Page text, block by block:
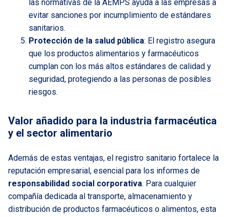
las normativas de la AEMPS ayuda a las empresas a
evitar sanciones por incumplimiento de estándares
sanitarios.
Protección de la salud pública: El registro asegura
que los productos alimentarios y farmacéuticos
cumplan con los más altos estándares de calidad y
seguridad, protegiendo a las personas de posibles
riesgos.
Valor añadido para la industria farmacéutica
y el sector alimentario
Además de estas ventajas, el registro sanitario fortalece la
reputación empresarial, esencial para los informes de
responsabilidad social corporativa. Para cualquier
compañía dedicada al transporte, almacenamiento y
distribución de productos farmacéuticos o alimentos, esta